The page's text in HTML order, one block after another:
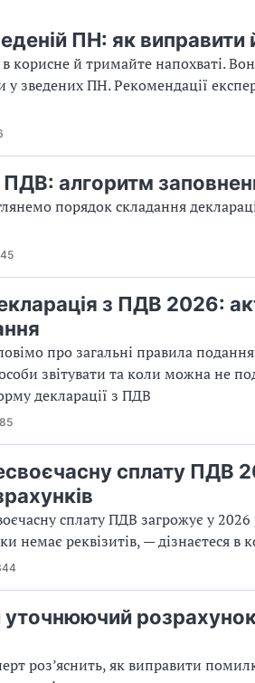
ПН: як виправити
корисне й тримайте напохваті.
зведених ПН. Рекомендації
ПДВ: алгоритм
порядок складання
з ПДВ 2026:
про загальні правила
звітувати та коли можна не
декларації з ПДВ
сплату ПДВ
сплату ПДВ загрожує у
немає реквізитів, — дізнаєтеся в
уточнюючий
роз’яснить, як виправити